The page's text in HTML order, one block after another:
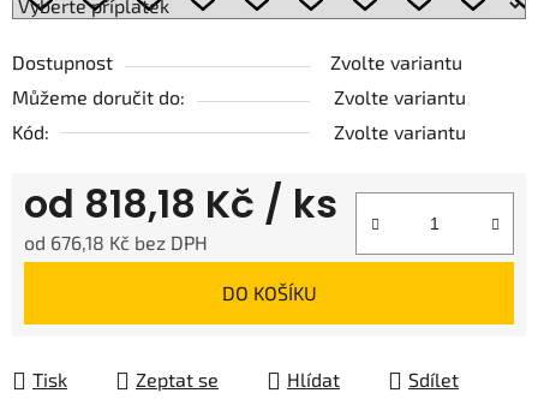
Dostupnost
Zvolte variantu
Můžeme doručit do:
Zvolte variantu
Kód:
Zvolte variantu
od 818,18 Kč / ks
od 676,18 Kč bez DPH
DO KOŠÍKU
Tisk Zeptat se Hlídat Sdílet